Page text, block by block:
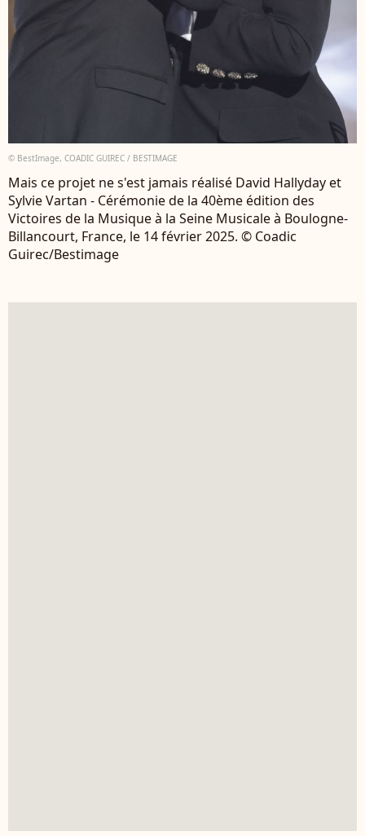
© BestImage, COADIC GUIREC / BESTIMAGE
Mais ce projet ne s'est jamais réalisé David Hallyday et
Sylvie Vartan - Cérémonie de la 40ème édition des
Victoires de la Musique à la Seine Musicale à Boulogne-
Billancourt, France, le 14 février 2025. © Coadic
Guirec/Bestimage